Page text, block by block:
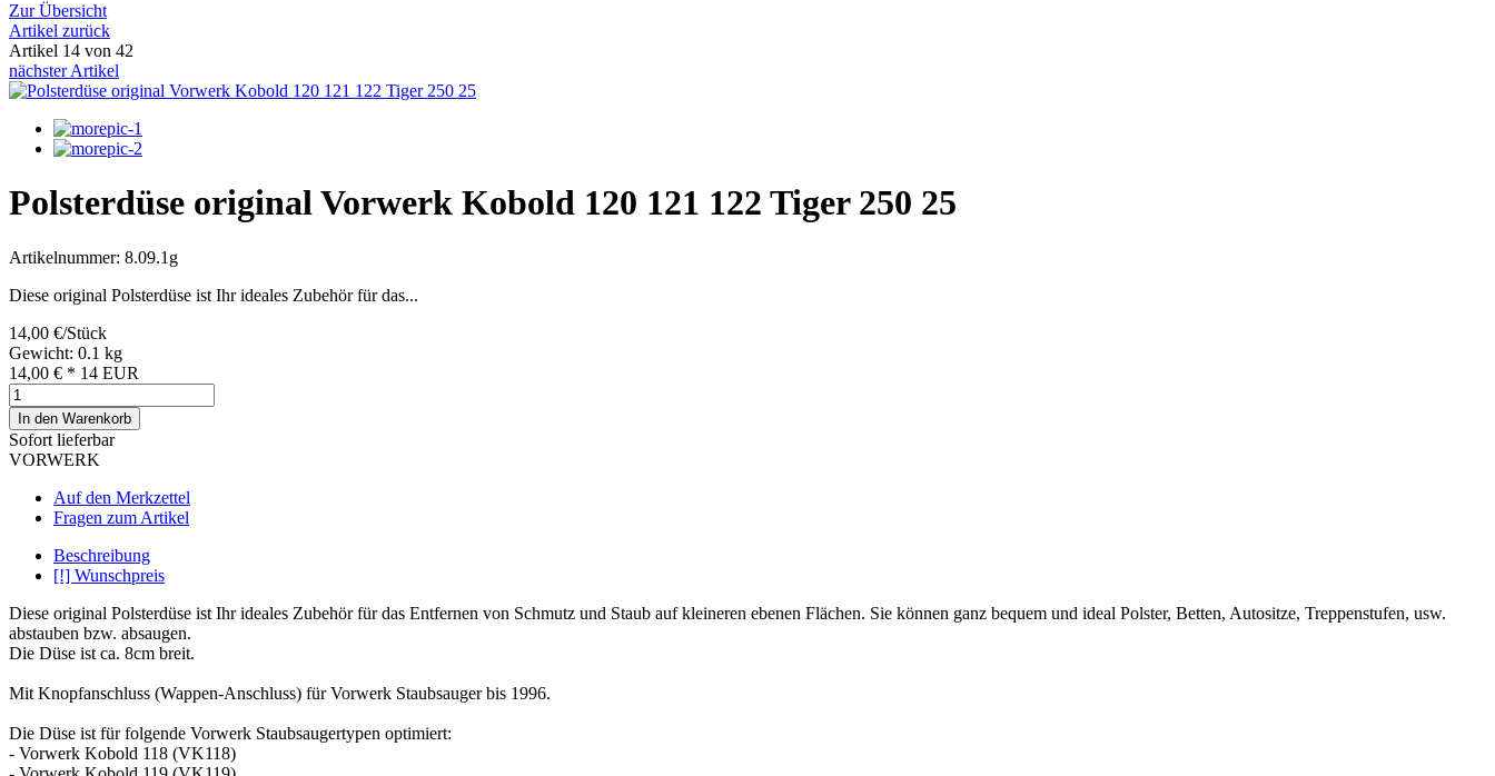
Zur Übersicht
Artikel zurück
Artikel 14 von 42
nächster Artikel
Polsterdüse original Vorwerk Kobold 120 121 122 Tiger 250 25
Artikelnummer: 8.09.1g
Diese original Polsterdüse ist Ihr ideales Zubehör für das...
14,00 €/Stück
Gewicht: 0.1 kg
14,00 € * 14 EUR
In den Warenkorb
Sofort lieferbar
VORWERK
Auf den Merkzettel
Fragen zum Artikel
Beschreibung
[!] Wunschpreis
Diese original Polsterdüse ist Ihr ideales Zubehör für das Entfernen von Schmutz und Staub auf kleineren ebenen Flächen. Sie können ganz bequem und ideal Polster, Betten, Autositze, Treppenstufen, usw.
abstauben bzw. absaugen.
Die Düse ist ca. 8cm breit.
Mit Knopfanschluss (Wappen-Anschluss) für Vorwerk Staubsauger bis 1996.
Die Düse ist für folgende Vorwerk Staubsaugertypen optimiert:
- Vorwerk Kobold 118 (VK118)